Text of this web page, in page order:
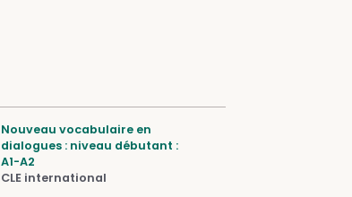
Nouveau vocabulaire en
dialogues : niveau débutant :
A1-A2
CLE international